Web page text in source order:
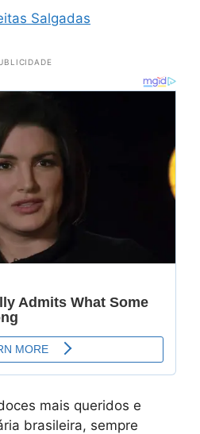
Salgadas
mais queridos e
brasileira, sempre